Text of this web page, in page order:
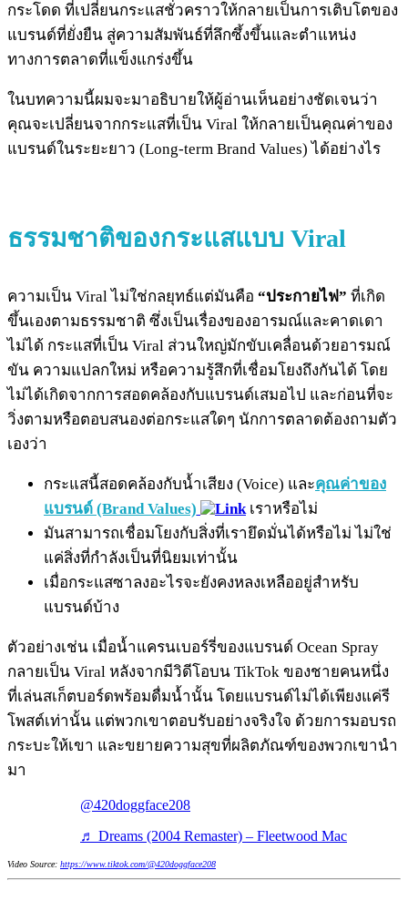
กระโดด ที่เปลี่ยนกระแสชั่วคราวให้กลายเป็นการเติบโตของ
แบรนด์ที่ยั่งยืน สู่ความสัมพันธ์ที่ลึกซึ้งขึ้นและตำแหน่ง
ทางการตลาดที่แข็งแกร่งขึ้น
ในบทความนี้ผมจะมาอธิบายให้ผู้อ่านเห็นอย่างชัดเจนว่า
คุณจะเปลี่ยนจากกระแสที่เป็น Viral ให้กลายเป็นคุณค่าของ
แบรนด์ในระยะยาว (Long-term Brand Values) ได้อย่างไร
ธรรมชาติของกระแสแบบ Viral
ความเป็น Viral ไม่ใช่กลยุทธ์แต่มันคือ “ประกายไฟ” ที่เกิด
ขึ้นเองตามธรรมชาติ ซึ่งเป็นเรื่องของอารมณ์และคาดเดา
ไม่ได้ กระแสที่เป็น Viral ส่วนใหญ่มักขับเคลื่อนด้วยอารมณ์
ขัน ความแปลกใหม่ หรือความรู้สึกที่เชื่อมโยงถึงกันได้ โดย
ไม่ได้เกิดจากการสอดคล้องกับแบรนด์เสมอไป และก่อนที่จะ
วิ่งตามหรือตอบสนองต่อกระแสใดๆ นักการตลาดต้องถามตัว
เองว่า
กระแสนี้สอดคล้องกับน้ำเสียง (Voice) และคุณค่าของ
แบรนด์ (Brand Values)
เราหรือไม่
มันสามารถเชื่อมโยงกับสิ่งที่เรายึดมั่นได้หรือไม่ ไม่ใช่
แค่สิ่งที่กำลังเป็นที่นิยมเท่านั้น
เมื่อกระแสซาลงอะไรจะยังคงหลงเหลืออยู่สำหรับ
แบรนด์บ้าง
ตัวอย่างเช่น เมื่อน้ำแครนเบอร์รี่ของแบรนด์ Ocean Spray
กลายเป็น Viral หลังจากมีวิดีโอบน TikTok ของชายคนหนึ่ง
ที่เล่นสเก็ตบอร์ดพร้อมดื่มน้ำนั้น โดยแบรนด์ไม่ได้เพียงแค่รี
โพสต์เท่านั้น แต่พวกเขาตอบรับอย่างจริงใจ ด้วยการมอบรถ
กระบะให้เขา และขยายความสุขที่ผลิตภัณฑ์ของพวกเขานำ
มา
@420doggface208
♬ Dreams (2004 Remaster) – Fleetwood Mac
Video Source: https://www.tiktok.com/@420doggface208